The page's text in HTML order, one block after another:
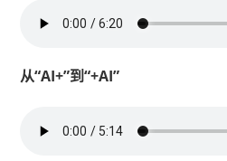
从“AI+”到“+AI”